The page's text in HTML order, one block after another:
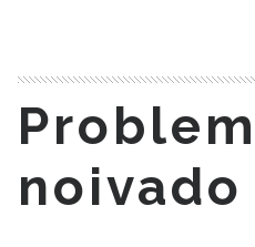
noivado